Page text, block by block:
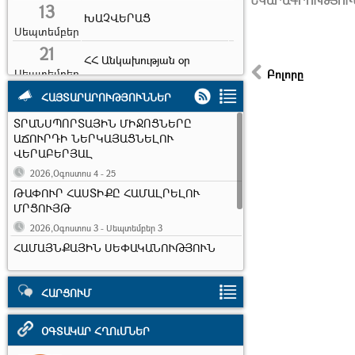
13
Սեպտեմբեր
ԽԱՉՎԵՐԱՑ
21
Սեպտեմբեր
ՀՀ Անկախության օր
5
Հոկտեմբեր
Ուսուցչի օր
22
Հոկտեմբեր
Արարատ քաղաքի
հիմնադրման օր
10
Նոյեմբեր
Տեղական
ինքնակառավարման
17
Նոյեմբեր
Ուսանողների միջազգային
օր
7
Դեկտեմբեր
Երկրաշարժի զոհերի
հիշատակի օր
ՀԱՅՏԱՐԱՐՈՒԹՅՈՒՆՆԵՐ
ՏՐԱՆՍՊՈՐՏԱՅԻՆ ՄԻՋՈՑՆԵՐԸ
ԱՃՈՒՐԴԻ ՆԵՐԿԱՅԱՑՆԵԼՈՒ
ՎԵՐԱԲԵՐՅԱԼ
2026,Օգոստոս 4 - 25
ԹԱՓՈՒՐ ՀԱՍՏԻՔԸ ՀԱՄԱԼՐԵԼՈՒ
ՄՐՑՈՒՅԹ
2026,Օգոստոս 3 - Սեպտեմբեր 3
ՀԱՄԱՅՆՔԱՅԻՆ ՍԵՓԱԿԱՆՈՒԹՅՈՒՆ
ԱՃՈՒՐԴԻ ՆԵՐԿԱՅԱՑՆԵԼՈՒ
ՎԵՐԱԲԵՐՅԱԼ
2026,Հուլիս 2 - Օգոստոս 25
ՀԱՐՑՈՒՄ
ՕԳՏԱԿԱՐ ՀՂՈւՄՆԵՐ
Բոլորը